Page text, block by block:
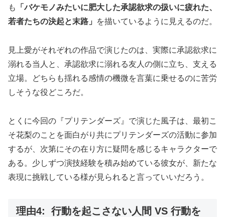
も
「バケモノみたいに肥大した承認欲求の扱いに疲れた、
若者たちの決起と末路」
を描いているように見えるのだ。
見上愛がそれぞれの作品で演じたのは、実際に承認欲求に
溺れる当人と、承認欲求に溺れる友人の側に立ち、支える
立場。どちらも揺れる感情の機微を言葉に乗せるのに苦労
しそうな役どころだ。
とくに今回の『プリテンダーズ』で演じた風子は、最初こ
そ花梨のことを面白がり共にプリテンダーズの活動に参加
するが、次第にその在り方に疑問を感じるキャラクターで
ある。少しずつ演技経験を積み始めている彼女が、新たな
表現に挑戦している様が見られると言っていいだろう。
理由4: 行動を起こさない人間 VS 行動を